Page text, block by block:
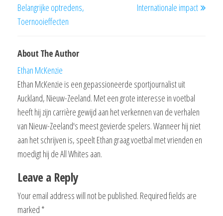
Belangrijke optredens,
Toernooieffecten
Internationale impact
About The Author
Ethan McKenzie
Ethan McKenzie is een gepassioneerde sportjournalist uit
Auckland, Nieuw-Zeeland. Met een grote interesse in voetbal
heeft hij zijn carrière gewijd aan het verkennen van de verhalen
van Nieuw-Zeeland's meest gevierde spelers. Wanneer hij niet
aan het schrijven is, speelt Ethan graag voetbal met vrienden en
moedigt hij de All Whites aan.
Leave a Reply
Your email address will not be published. Required fields are
marked *